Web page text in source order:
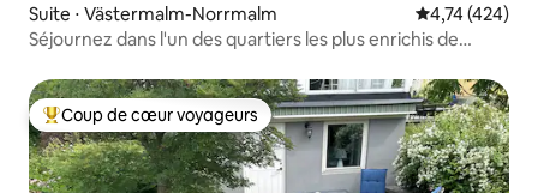
Suite ⋅ Västermalm-Norrmalm Évaluation
4,74 (424)
Séjournez dans l'un des quartiers les plus enrichis de
Coups de cœur voyageurs les plus appréciés
Coup de cœur voyageurs